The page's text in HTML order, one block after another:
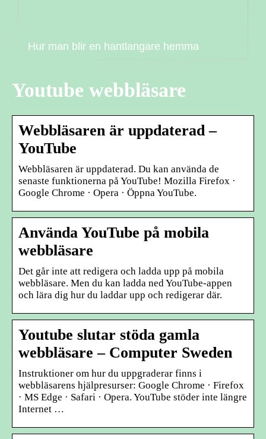
Hur man blir en hantlangare hemma
Youtube webbläsare
Webbläsaren är uppdaterad –
YouTube
Webbläsaren är uppdaterad. Du kan använda de
senaste funktionerna på YouTube! Mozilla Firefox ·
Google Chrome · Opera · Öppna YouTube.
Använda YouTube på mobila
webbläsare
Det går inte att redigera och ladda upp på mobila
webbläsare. Men du kan ladda ned YouTube-appen
och lära dig hur du laddar upp och redigerar där.
Youtube slutar stöda gamla
webbläsare – Computer Sweden
Instruktioner om hur du uppgraderar finns i
webbläsarens hjälpresurser: Google Chrome · Firefox
· MS Edge · Safari · Opera. YouTube stöder inte längre
Internet …